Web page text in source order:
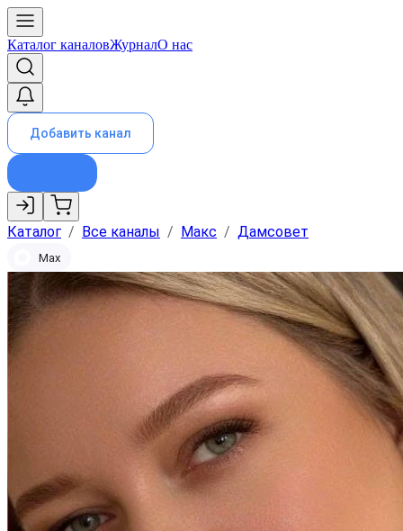
Каталог каналовЖурналО нас
Добавить канал
Каталог / Все каналы / Макс / Дамсовет
Max